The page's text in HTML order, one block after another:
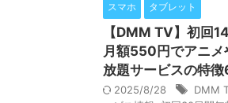
スマホ タブレット
【DMM TV】初回
月額550円でアニメ
放題サービスの特徴
2025/8/28 DMM